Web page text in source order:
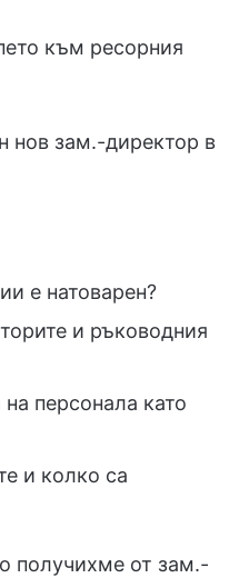
към ресорния
нов зам.-директор в
е натоварен?
и ръководния
персонала като
и колко са
получихме от зам.-